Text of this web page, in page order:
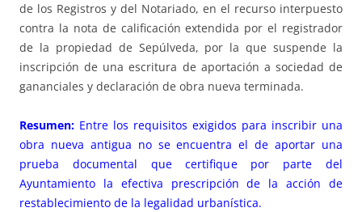
de los Registros y del Notariado, en el recurso interpuesto
contra la nota de calificación extendida por el registrador
de la propiedad de Sepúlveda, por la que suspende la
inscripción de una escritura de aportación a sociedad de
gananciales y declaración de obra nueva terminada.
Resumen: Entre los requisitos exigidos para inscribir una
obra nueva antigua no se encuentra el de aportar una
prueba documental que certifique por parte del
Ayuntamiento la efectiva prescripción de la acción de
restablecimiento de la legalidad urbanística.